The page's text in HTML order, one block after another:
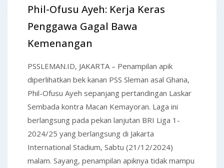
Phil-Ofusu Ayeh: Kerja Keras
Penggawa Gagal Bawa
Kemenangan
PSSLEMAN.ID, JAKARTA – Penampilan apik
diperlihatkan bek kanan PSS Sleman asal Ghana,
Phil-Ofusu Ayeh sepanjang pertandingan Laskar
Sembada kontra Macan Kemayoran. Laga ini
berlangsung pada pekan lanjutan BRI Liga 1-
2024/25 yang berlangsung di Jakarta
International Stadium, Sabtu (21/12/2024)
malam. Sayang, penampilan apiknya tidak mampu